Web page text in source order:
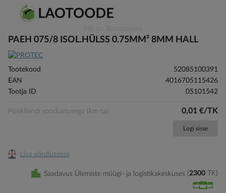
to
beginning
of
the
images
PAEH 075/8 ISOL.HÜLSS 0.75MM² 8MM HALL
Tootekood
52085100391
EAN
4016705115426
Tootja ID
05101542
Püsikliendi soodustusega (km-ta) 0,01 €/TK
Logi sisse
Lisa võrdlusesse
Saadavus Ülemiste müügi- ja logistikakeskuses 2300 TK